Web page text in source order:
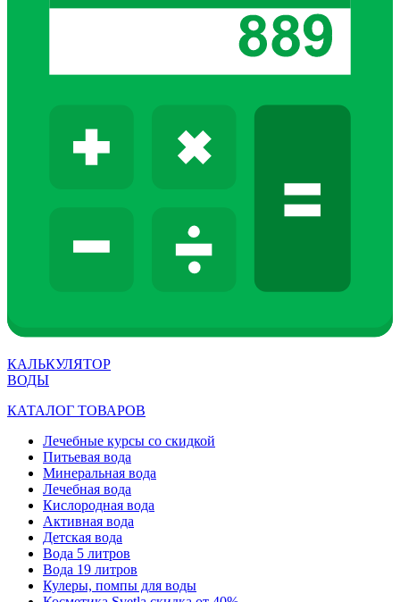
КАЛЬКУЛЯТОР
ВОДЫ
КАТАЛОГ ТОВАРОВ
Лечебные курсы со скидкой
Питьевая вода
Минеральная вода
Лечебная вода
Кислородная вода
Активная вода
Детская вода
Вода 5 литров
Вода 19 литров
Кулеры, помпы для воды